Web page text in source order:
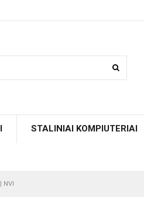
STALINIAI KOMPIUTERIAI
NVI